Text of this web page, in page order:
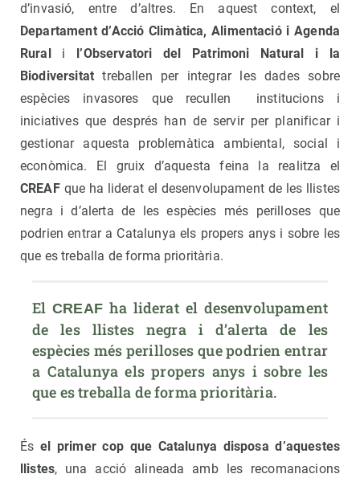
d’invasió, entre d’altres. En aquest context, el
Departament d’Acció Climàtica, Alimentació i Agenda
Rural
i
l’Observatori del Patrimoni Natural i la
Biodiversitat treballen per integrar les dades sobre
espècies invasores que recullen institucions i
iniciatives que després han de servir per planificar i
gestionar aquesta problemàtica ambiental, social i
econòmica. El gruix d’aquesta feina la realitza el
CREAFque ha liderat el desenvolupament de les llistes
negra i d’alerta de les espècies més perilloses que
podrien entrar a Catalunya els propers anys i sobre les
que es treballa de forma prioritària.
El CREAF ha liderat el desenvolupament
de les llistes negra i d’alerta de les
espècies més perilloses que podrien entrar
a Catalunya els propers anys i sobre les
que es treballa de forma prioritària.
És el primer cop que Catalunya disposa d’aquestes
llistes, una acció alineada amb les recomanacions